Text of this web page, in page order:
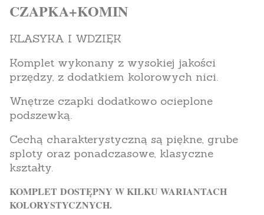
CZAPKA+KOMIN
KLASYKA I WDZIĘK
Komplet wykonany z wysokiej jakości
przędzy, z dodatkiem kolorowych nici.
Wnętrze czapki dodatkowo ocieplone
podszewką.
Cechą charakterystyczną są piękne, grube
sploty oraz ponadczasowe, klasyczne
kształty.
KOMPLET DOSTĘPNY W KILKU WARIANTACH
KOLORYSTYCZNYCH.